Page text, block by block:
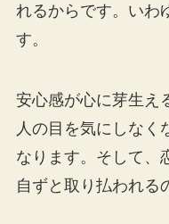
れるからです。いわ
す。
安心感が心に芽生え
人の目を気にしなく
なります。そして、
自ずと取り払われる